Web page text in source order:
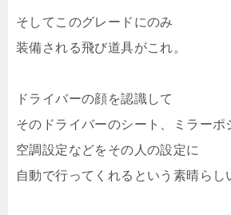
そしてこのグレードにのみ
装備される飛び道具がこれ。
ドライバーの顔を認識して
そのドライバーのシート、ミラーポ
空調設定などをその人の設定に
自動で行ってくれるという素晴らし